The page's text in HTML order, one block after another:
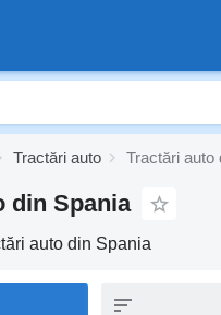
Tractări auto Tractări auto
din Spania
auto din Spania